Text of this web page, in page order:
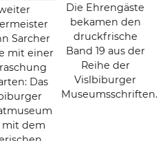
Sarcher
mit einer
Das
dem
Die Ehrengäste
bekamen den
druckfrische
Band 19 aus der
Reihe der
Vislbiburger
Museumsschriften.